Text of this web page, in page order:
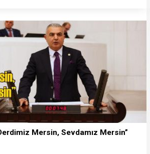
Mersin, Sevdamız Mersin”